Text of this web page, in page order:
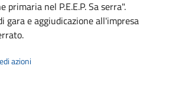
primaria nel P.E.E.P. Sa serra".
gara e aggiudicazione all'impresa
azioni